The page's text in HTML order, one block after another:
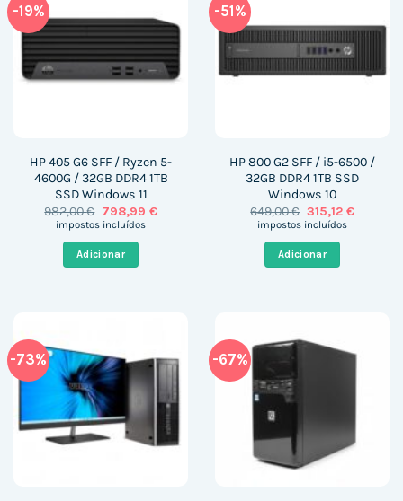
-19%
HP 405 G6 SFF / Ryzen 5-
4600G / 32GB DDR4 1TB
SSD Windows 11
982,00€ O
preço
982,00 €.
798,99 €O
impostos incluídos
Adicionar
-51%
HP 800 G2 SFF / i5-6500 /
32GB DDR4 1TB SSD
Windows 10
649,00€ O
preço
649,00 €.
315,12 €O
impostos incluídos
Adicionar
-73% -67%